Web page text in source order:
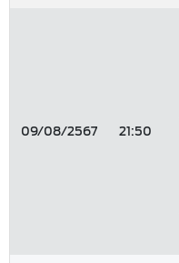
09/08/2567 21:50